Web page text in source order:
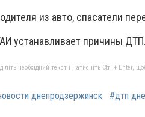
из авто, спасатели
устанавливает причины ДТП.
необхідний текст і натисніть Ctrl + Enter,
днепродзержинск
#дтп